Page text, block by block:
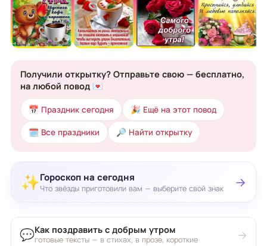
Получили открытку? Отправьте свою — бесплатно,
на любой повод 💌
📅 Праздник сегодня 🎉 Ещё на этот повод
🗓 Все праздники 🔎 Найти открытку
✨Гороскоп на сегодня
Что звёзды приготовили вам — выберите свой знак →
💬Как поздравить с добрым утром
готовые тексты — в стихах, в прозе, короткие →